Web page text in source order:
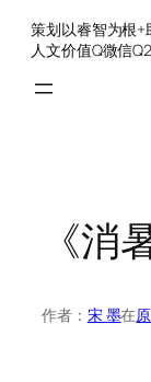
策划以睿智为根
人文价值Q微信
《消
作者： 宋 墨在